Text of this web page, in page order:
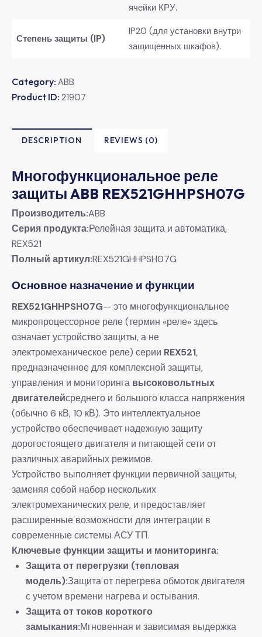
ячейки КРУ.
Степень защиты (IP)
IP20 (для установки внутри
защищенных шкафов).
Category: ABB
Product ID: 21907
DESCRIPTION REVIEWS (0)
Многофункциональное реле
защиты ABB REX521GHHPSH07G
Производитель:ABB
Серия продукта:Релейная защита и автоматика,
REX521
Полный артикул:REX521GHHPSH07G
Основное назначение и функции
REX521GHHPSH07G— это многофункциональное
микропроцессорное реле (термин «реле» здесь
означает устройство защиты, а не
электромеханическое реле) серии REX521,
предназначенное для комплексной защиты,
управления и мониторинга высоковольтных
двигателейсреднего и большого класса напряжения
(обычно 6 кВ, 10 кВ). Это интеллектуальное
устройство обеспечивает надежную защиту
дорогостоящего двигателя и питающей сети от
различных аварийных режимов.
Устройство выполняет функции первичной защиты,
заменяя собой набор нескольких
электромеханических реле, и предоставляет
расширенные возможности для интеграции в
современные системы АСУ ТП.
Ключевые функции защиты и мониторинга:
Защита от перегрузки (тепловая
модель):Защита от перегрева обмоток двигателя
с учетом времени нагрева и остывания.
Защита от токов короткого
замыкания:Мгновенная и зависимая выдержка